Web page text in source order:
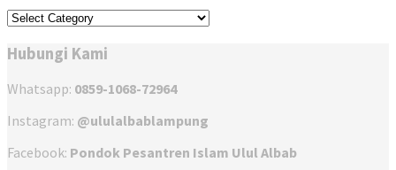
Kategori
Hubungi Kami
Whatsapp: 0859-1068-72964
Instagram: @ululalbablampung
Facebook: Pondok Pesantren Islam Ulul Albab